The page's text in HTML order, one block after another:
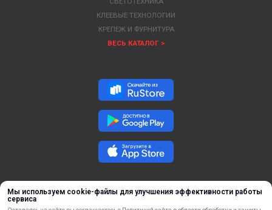
Мы используем cookie-файлы для улучшения эффективности работы
сервиса
КЛЕЕВЫЕ ТЕХНОЛОГИИ
КРЕПЕЖ И ФУРНИТУРА
ВЕСЬ КАТАЛОГ >